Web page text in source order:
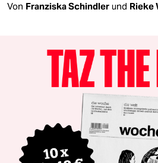
Von Franziska Schindler und Rieke